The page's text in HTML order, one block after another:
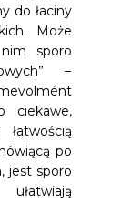
do łaciny
Może
sporo
–
ciekawe,
po
jest sporo